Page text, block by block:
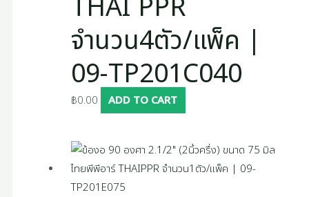
จำนวน4ตัว/แพ็ค |
09-TP201C040
฿0.00 ADD TO CART